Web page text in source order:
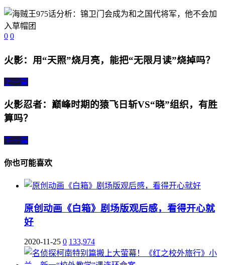
0 0
火影：用“天照”烧月亮，能把“无限月读”烧掉吗？
上一篇
火影忍者：巅峰时期的猿飞日斩VS“晓”组织，有胜
算吗？
下一篇
你也可能喜欢
原创动画《白箱》剧场版观后感，看得开心就
好
2020-11-25 0 133,974